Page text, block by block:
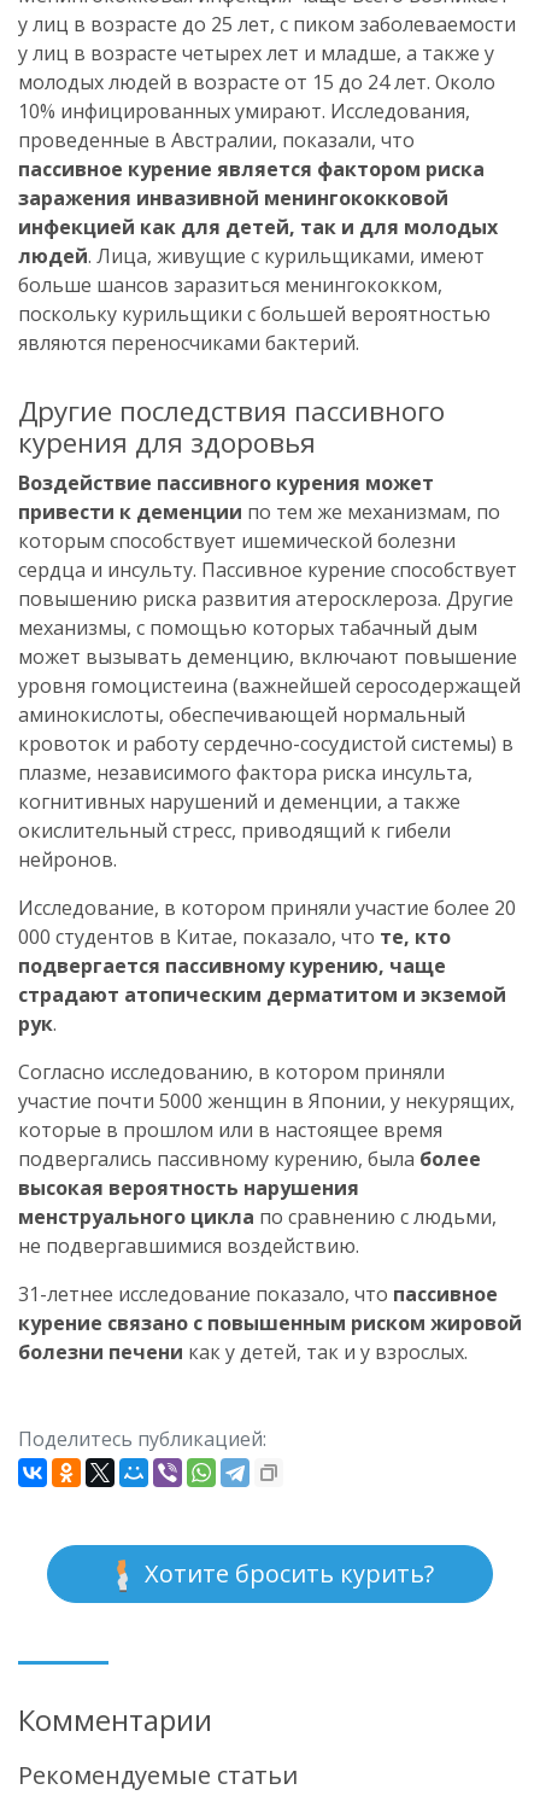
у лиц в возрасте до 25 лет, с пиком заболеваемости
у лиц в возрасте четырех лет и младше, а также у
молодых людей в возрасте от 15 до 24 лет. Около
10% инфицированных умирают. Исследования,
проведенные в Австралии, показали, что
пассивное курение является фактором риска
заражения инвазивной менингококковой
инфекцией как для детей, так и для молодых
людей. Лица, живущие с курильщиками, имеют
больше шансов заразиться менингококком,
поскольку курильщики с большей вероятностью
являются переносчиками бактерий.
Другие последствия пассивного
курения для здоровья
Воздействие пассивного курения может
привести к деменции по тем же механизмам, по
которым способствует ишемической болезни
сердца и инсульту. Пассивное курение способствует
повышению риска развития атеросклероза. Другие
механизмы, с помощью которых табачный дым
может вызывать деменцию, включают повышение
уровня гомоцистеина (важнейшей серосодержащей
аминокислоты, обеспечивающей нормальный
кровоток и работу сердечно-сосудистой системы) в
плазме, независимого фактора риска инсульта,
когнитивных нарушений и деменции, а также
окислительный стресс, приводящий к гибели
нейронов.
Исследование, в котором приняли участие более 20
000 студентов в Китае, показало, что те, кто
подвергается пассивному курению, чаще
страдают атопическим дерматитом и экземой
рук.
Согласно исследованию, в котором приняли
участие почти 5000 женщин в Японии, у некурящих,
которые в прошлом или в настоящее время
подвергались пассивному курению, была более
высокая вероятность нарушения
менструального цикла по сравнению с людьми,
не подвергавшимися воздействию.
31-летнее исследование показало, что пассивное
курение связано с повышенным риском жировой
болезни печени как у детей, так и у взрослых.
Поделитесь публикацией:
Хотите бросить курить?
Комментарии
Рекомендуемые статьи